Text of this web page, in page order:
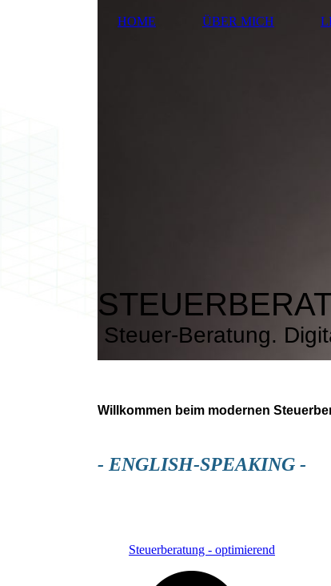
HOME ÜBER MICH
Steuer-Beratung.
Willkommen beim modernen
- ENGLISH-SPEAKING -
Steuerberatung - optimierend